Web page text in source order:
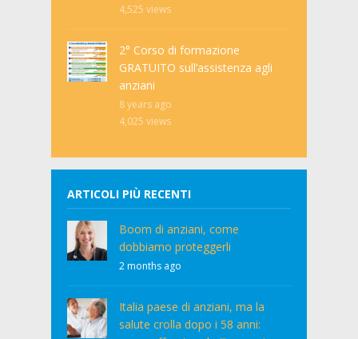
4,525 views
2° Corso di formazione
GRATUITO sull’assistenza agli
anziani
8 years ago
4,025 views
ARTICOLI PIÙ RECENTI
Boom di anziani, come
dobbiamo proteggerli
2 months ago
Italia paese di anziani, ma la
salute crolla dopo i 58 anni: